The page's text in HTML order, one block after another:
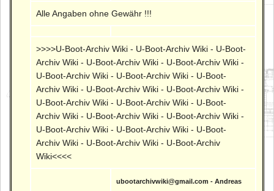
Alle Angaben ohne Gewähr !!!
>>>>U-Boot-Archiv Wiki - U-Boot-Archiv Wiki - U-Boot-
Archiv Wiki - U-Boot-Archiv Wiki - U-Boot-Archiv Wiki -
U-Boot-Archiv Wiki - U-Boot-Archiv Wiki - U-Boot-
Archiv Wiki - U-Boot-Archiv Wiki - U-Boot-Archiv Wiki -
U-Boot-Archiv Wiki - U-Boot-Archiv Wiki - U-Boot-
Archiv Wiki - U-Boot-Archiv Wiki - U-Boot-Archiv Wiki -
U-Boot-Archiv Wiki - U-Boot-Archiv Wiki - U-Boot-
Archiv Wiki - U-Boot-Archiv Wiki - U-Boot-Archiv
Wiki<<<<
ubootarchivwiki@gmail.com - Andreas